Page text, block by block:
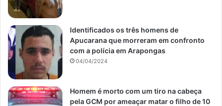
Identificados os três homens de
Apucarana que morreram em confronto
com a polícia em Arapongas
04/04/2024
Homem é morto com um tiro na cabeça
pela GCM por ameaçar matar o filho de 10